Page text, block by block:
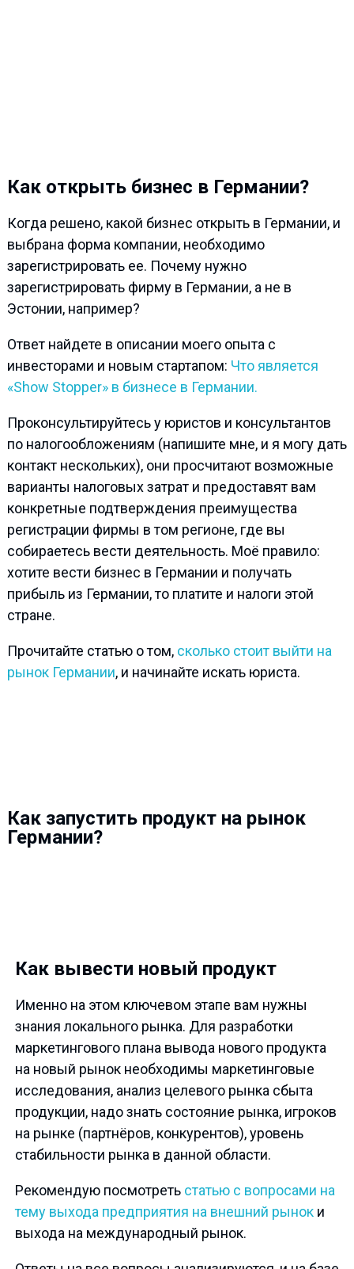
Как открыть бизнес в Германии?
Когда решено, какой бизнес открыть в Германии, и
выбрана форма компании, необходимо
зарегистрировать ее. Почему нужно
зарегистрировать фирму в Германии, а не в
Эстонии, например?
Ответ найдете в описании моего опыта с
инвесторами и новым стартапом: Что является
«Show Stоpper» в бизнесе в Германии.
Проконсультируйтесь у юристов и консультантов
по налогообложениям (напишите мне, и я могу дать
контакт нескольких), они просчитают возможные
варианты налоговых затрат и предоставят вам
конкретные подтверждения преимущества
регистрации фирмы в том регионе, где вы
собираетесь вести деятельность. Моё правило:
хотите вести бизнес в Германии и получать
прибыль из Германии, то платите и налоги этой
стране.
Прочитайте статью о том, сколько стоит выйти на
рынок Германии, и начинайте искать юриста.
Как запустить продукт на рынок
Германии?
Как вывести новый продукт
Именно на этом ключевом этапе вам нужны
знания локального рынка. Для разработки
маркетингового плана вывода нового продукта
на новый рынок необходимы маркетинговые
исследования, анализ целевого рынка сбыта
продукции, надо знать состояние рынка, игроков
на рынке (партнёров, конкурентов), уровень
стабильности рынка в данной области.
Рекомендую посмотреть статью с вопросами на
тему выхода предприятия на внешний рыноки
выхода на международный рынок.